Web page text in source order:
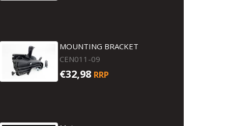
MOUNTING BRACKET
CEN011-09
€32,98 RRP